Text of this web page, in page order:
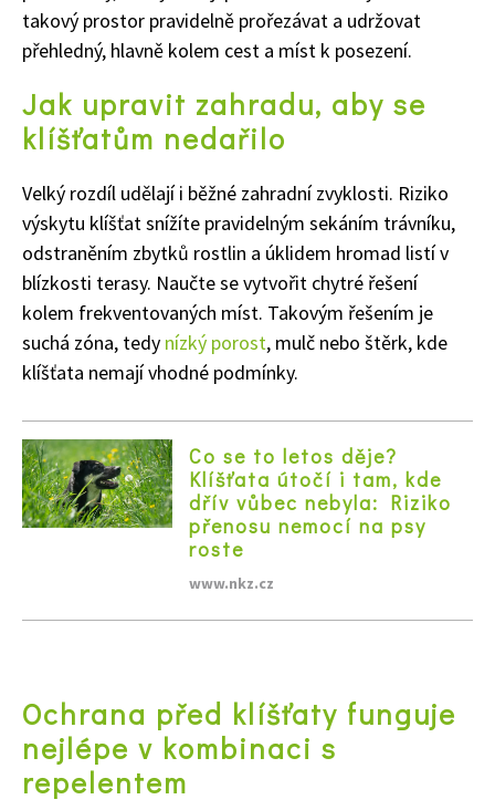
takový prostor pravidelně prořezávat a udržovat
přehledný, hlavně kolem cest a míst k posezení.
Jak upravit zahradu, aby se
klíšťatům nedařilo
Velký rozdíl udělají i běžné zahradní zvyklosti. Riziko
výskytu klíšťat snížíte pravidelným sekáním trávníku,
odstraněním zbytků rostlin a úklidem hromad listí v
blízkosti terasy. Naučte se vytvořit chytré řešení
kolem frekventovaných míst. Takovým řešením je
suchá zóna, tedy nízký porost, mulč nebo štěrk, kde
klíšťata nemají vhodné podmínky.
Co se to letos děje?
Klíšťata útočí i tam, kde
dřív vůbec nebyla: Riziko
přenosu nemocí na psy
roste
www.nkz.cz
Ochrana před klíšťaty funguje
nejlépe v kombinaci s
repelentem